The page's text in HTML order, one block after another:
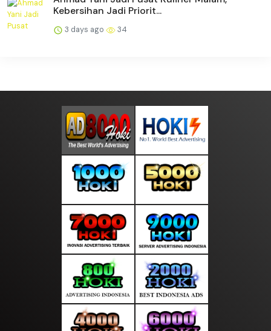
Kebersihan Jadi Priorit...
3 days ago 34